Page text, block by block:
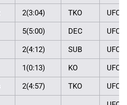
2(3:04) TKO UFC
5(5:00) DEC UFC
2(4:12) SUB UFC
1(0:13) KO UFC
2(4:57) TKO UFC